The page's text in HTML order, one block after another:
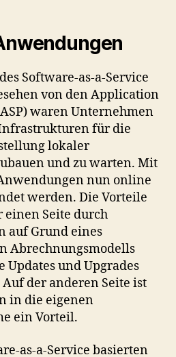
Software-as-a-Service
von den Application
waren Unternehmen
für die
lokaler
und zu warten. Mit
nun online
werden. Die Vorteile
einen Seite durch
auf Grund eines
Abrechnungsmodells
Updates und Upgrades
der anderen Seite ist
in die eigenen
ein Vorteil.
as-a-Service basierten